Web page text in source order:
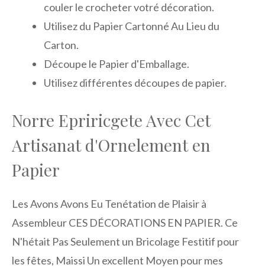
couler le crocheter votré décoration.
Utilisez du Papier Cartonné Au Lieu du
Carton.
Découpe le Papier d'Emballage.
Utilisez différentes découpes de papier.
Norre Epriricgete Avec Cet
Artisanat d'Ornelement en
Papier
Les Avons Avons Eu Tenétation de Plaisir à
Assembleur CES DÉCORATIONS EN PAPIER. Ce
N'hétait Pas Seulement un Bricolage Festitif pour
les fêtes, Maissi Un excellent Moyen pour mes